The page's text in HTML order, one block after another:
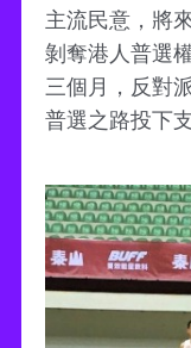
主流民意，將
剝奪港人普選
三個月，反對
普選之路投下